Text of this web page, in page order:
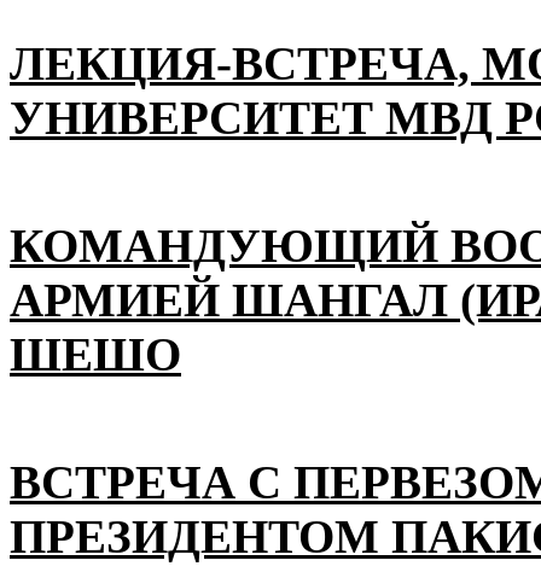
ЛЕКЦИЯ-ВСТРЕЧА,
УНИВЕРСИТЕТ МВД
КОМАНДУЮЩИЙ
АРМИЕЙ ШАНГАЛ
ШЕШО
ВСТРЕЧА С
ПРЕЗИДЕНТОМ